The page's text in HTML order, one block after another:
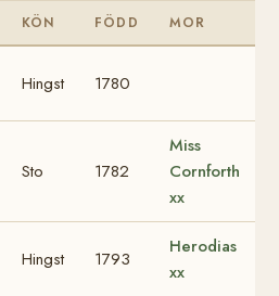
KÖN FÖDD MOR
Hingst 1780
Sto 1782
Miss
Cornforth
xx
Hingst 1793
Herodias
xx